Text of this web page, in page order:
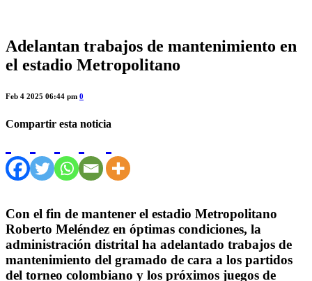
Adelantan trabajos de mantenimiento en
el estadio Metropolitano
Feb 4 2025 06:44 pm 0
Compartir esta noticia
Con el fin de mantener el estadio Metropolitano
Roberto Meléndez en óptimas condiciones, la
administración distrital ha adelantado trabajos de
mantenimiento del gramado de cara a los partidos
del torneo colombiano y los próximos juegos de